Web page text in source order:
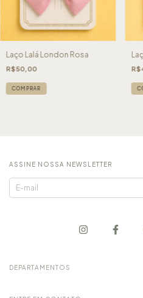
Laço Lalá London Rosa
R$50,00
COMPRAR
ASSINE NOSSA NEWSLETTER
DEPARTAMENTOS